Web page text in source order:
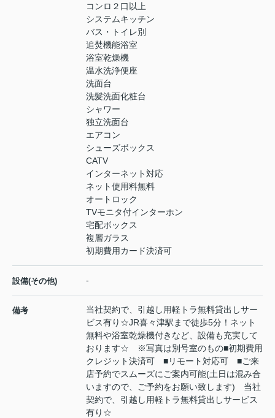
コンロ２口以上
システムキッチン
バス・トイレ別
追焚機能浴室
浴室乾燥機
温水洗浄便座
洗面台
洗髪洗面化粧台
シャワー
独立洗面台
エアコン
シューズボックス
CATV
インターネット対応
ネット使用料無料
オートロック
TVモニタ付インターホン
宅配ボックス
複層ガラス
初期費用カード決済可
設備(その他) -
備考
当社契約で、引越し用軽トラ無料貸出しサー
ビス有り☆JR喜々津駅まで徒歩5分！ネット
無料や浴室乾燥機付きなど、設備も充実して
おります☆ ※写真は別号室のもの■初期費用
クレジット決済可 ■リモート対応可 ■ご来
店予約でスムーズにご案内可能(土日は混み合
いますので、ご予約をお願い致します) 当社
契約で、引越し用軽トラ無料貸出しサービス
有り☆